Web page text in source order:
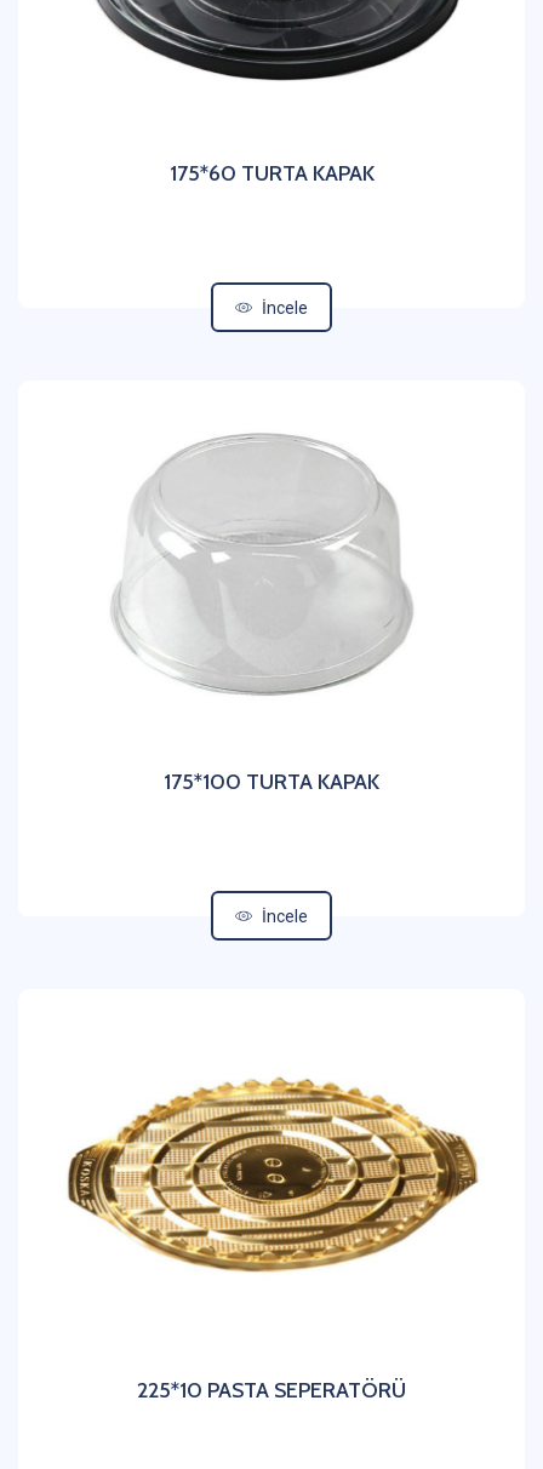
175*60 TURTA KAPAK
İncele
175*100 TURTA KAPAK
İncele
225*10 PASTA SEPERATÖRÜ